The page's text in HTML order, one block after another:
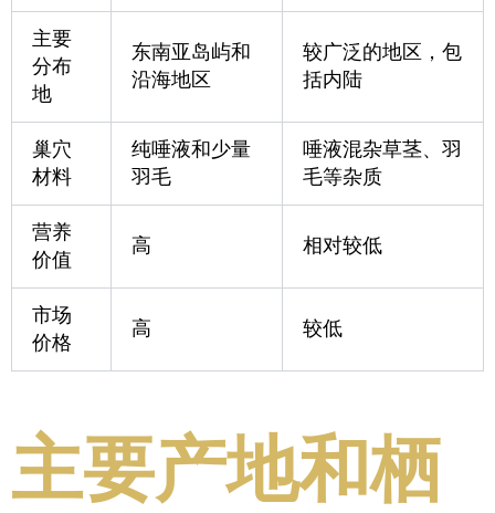
主要
分布
地
东南亚岛屿和
沿海地区
较广泛的地区，包
括内陆
巢穴
材料
纯唾液和少量
羽毛
唾液混杂草茎、羽
毛等杂质
营养
价值
高 相对较低
市场
价格
高 较低
主要产地和栖